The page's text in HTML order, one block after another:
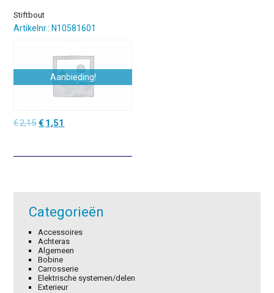
Stiftbout
Artikelnr.: N10581601
Aanbieding!
€2,15Oorspronkelijke
€2,15.
€ 1,51
€1,51.
Categorieën
Accessoires
Achteras
Algemeen
Bobine
Carrosserie
Elektrische systemen/delen
Exterieur